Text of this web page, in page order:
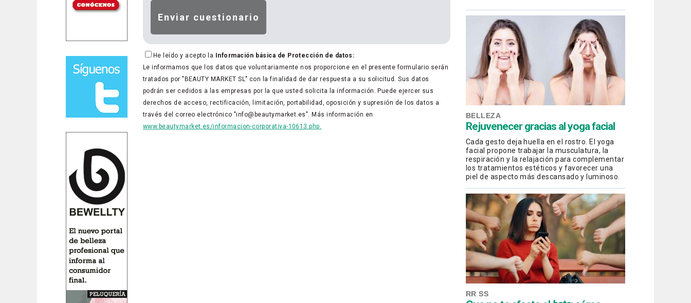
BELLEZA
Rejuvenecer gracias al yoga facial
Cada gesto deja huella en el rostro. El yoga
facial propone trabajar la musculatura, la
respiración y la relajación para complementar
los tratamientos estéticos y favorecer una
piel de aspecto más descansado y luminoso.
RR SS
He leído y acepto la Información básica de Protección de datos:
Le informamos que los datos que voluntariamente nos proporcione en el presente formulario serán
tratados por "BEAUTY MARKET SL" con la finalidad de dar respuesta a su solicitud. Sus datos
podrán ser cedidos a las empresas por la que usted solicita la información. Puede ejercer sus
derechos de acceso, rectificación, limitación, portabilidad, oposición y supresión de los datos a
través del correo electrónico "info@beautymarket.es". Más información en
www.beautymarket.es/informacion-corporativa-10613.php.